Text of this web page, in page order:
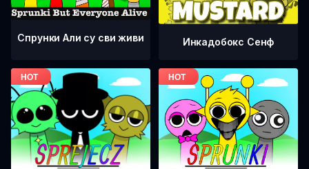
Спрунки Али су сви живи Инкадобокс Сенф